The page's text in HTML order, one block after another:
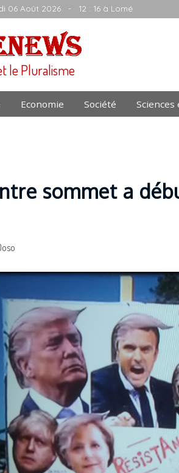
06 Août 2026 - 12 : 16 à Lomé
le Pluralisme
Economie Société
sommet a